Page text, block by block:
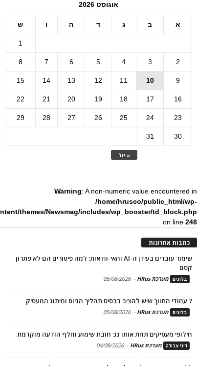
אוגוסט 2026
א ב ג ד ה ו ש
« יול
1
2
3
4
5
6
7
8
9
10
11
12
13
14
15
16
17
18
19
20
21
22
23
24
25
26
27
28
29
30
31
Warning: A non-numeric value encountered in
/home/hrusco/public_html/wp-
themes/Newsmag/includes/wp_booster/td_block.php
on line248
כתבות אחרונות
שימור עובדים בעידן ה-AI והאי-וודאות: למה פיטורים הם לא פתרון
קסם
בלוגים מערכת HRus -
05/08/2026
7 עמודי התווך שיש להציב בבסיס תהליך הגיוס ומיתוג המעסיק
בלוגים מערכת HRus -
05/08/2026
חילופי מעסיקים תחת אותו גג: חובת שימוע וחלף הודעה מוקדמת
דיני עבודה מערכת HRus -
04/08/2026